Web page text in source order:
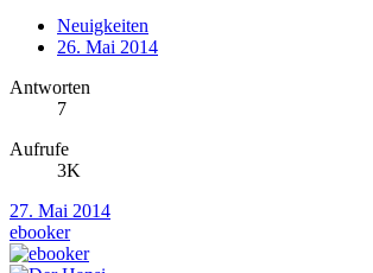
Neuigkeiten
26. Mai 2014
Antworten
7
Aufrufe
3K
27. Mai 2014
ebooker